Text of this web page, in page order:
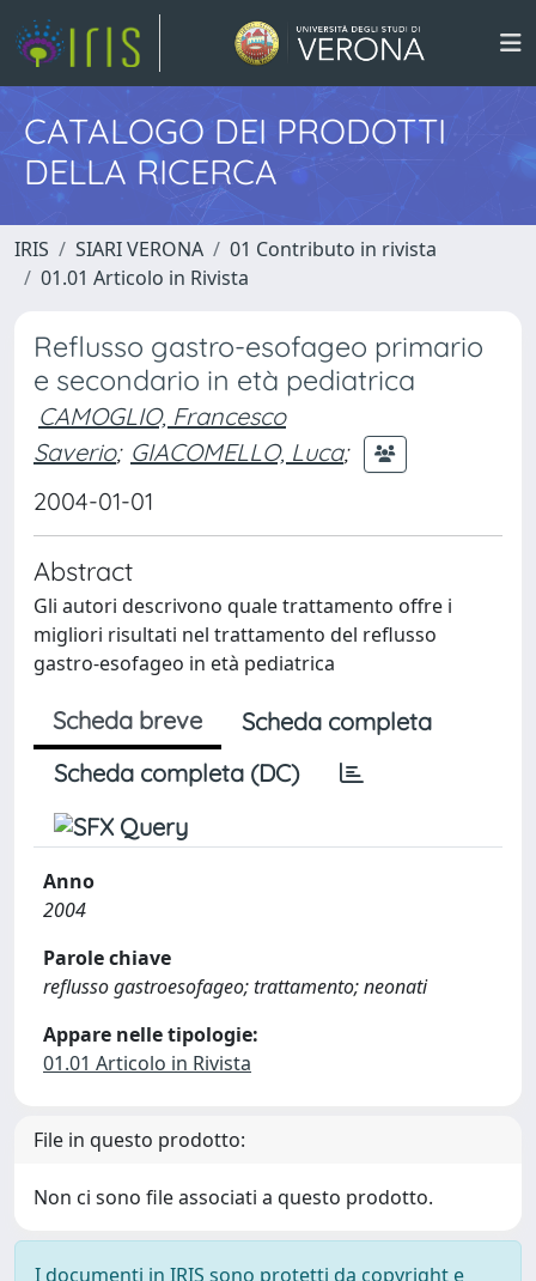
CATALOGO DEI PRODOTTI
DELLA RICERCA
IRIS SIARI VERONA
01 Contributo in rivista
01.01 Articolo in Rivista
Reflusso gastro-esofageo primario
e secondario in età pediatrica
CAMOGLIO, Francesco
Saverio; GIACOMELLO, Luca;
2004-01-01
Abstract
Gli autori descrivono quale trattamento offre i
migliori risultati nel trattamento del reflusso
gastro-esofageo in età pediatrica
Scheda breve
Scheda completa
Scheda completa (DC)
Anno
2004
Parole chiave
reflusso gastroesofageo; trattamento; neonati
Appare nelle tipologie:
01.01 Articolo in Rivista
File in questo prodotto:
Non ci sono file associati a questo prodotto.
I documenti in IRIS sono protetti da copyright e